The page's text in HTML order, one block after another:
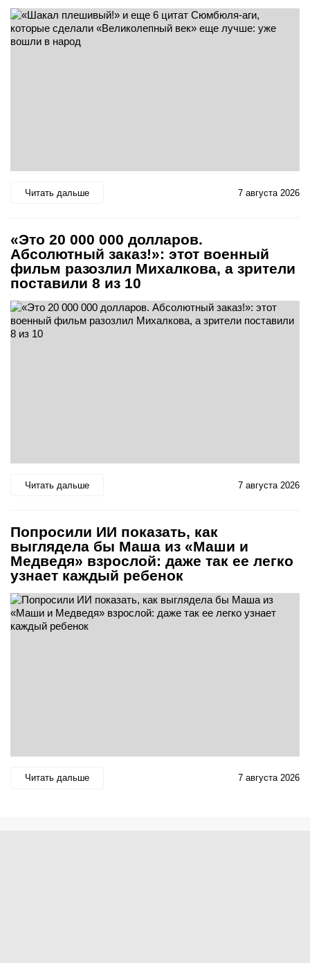
Читать дальше 7 августа 2026
«Это 20 000 000 долларов.
Абсолютный заказ!»: этот военный
фильм разозлил Михалкова, а зрители
поставили 8 из 10
Читать дальше 7 августа 2026
Попросили ИИ показать, как
выглядела бы Маша из «Маши и
Медведя» взрослой: даже так ее легко
узнает каждый ребенок
Читать дальше 7 августа 2026